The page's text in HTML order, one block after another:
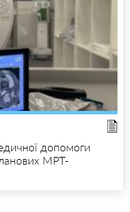
допомоги
МРТ-